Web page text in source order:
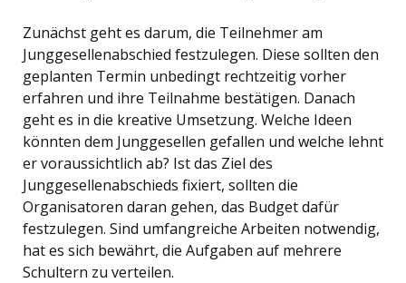
Zunächst geht es darum, die Teilnehmer am
Junggesellenabschied festzulegen. Diese sollten den
geplanten Termin unbedingt rechtzeitig vorher
erfahren und ihre Teilnahme bestätigen. Danach
geht es in die kreative Umsetzung. Welche Ideen
könnten dem Junggesellen gefallen und welche lehnt
er voraussichtlich ab? Ist das Ziel des
Junggesellenabschieds fixiert, sollten die
Organisatoren daran gehen, das Budget dafür
festzulegen. Sind umfangreiche Arbeiten notwendig,
hat es sich bewährt, die Aufgaben auf mehrere
Schultern zu verteilen.